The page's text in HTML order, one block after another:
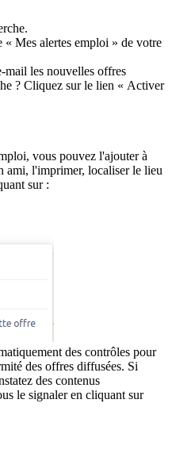
Mes alertes emploi » de votre
mail les nouvelles offres
? Cliquez sur le lien « Activer
vous pouvez l'ajouter à
ami, l'imprimer, localiser le lieu
sur :
des contrôles pour
des offres diffusées. Si
des contenus
le signaler en cliquant sur